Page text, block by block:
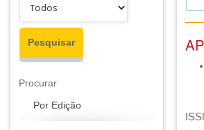
Procurar
Por Edição